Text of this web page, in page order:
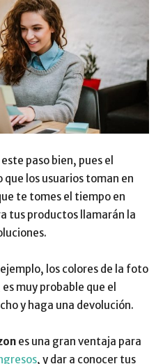
paso bien, pues el
los usuarios toman en
te tomes el tiempo en
tus productos llamarán la
los colores de la foto
muy probable que el
y haga una devolución.
es una gran ventaja para
, y dar a conocer tus